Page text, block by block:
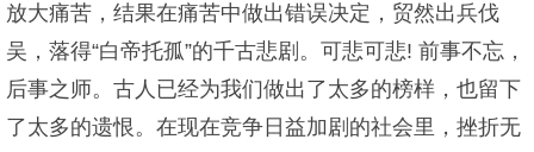
放大痛苦，结果在痛苦中做出错误决定，贸然出兵伐
吴，落得“白帝托孤”的千古悲剧。可悲可悲! 前事不忘，
后事之师。古人已经为我们做出了太多的榜样，也留下
了太多的遗恨。在现在竞争日益加剧的社会里，挫折无